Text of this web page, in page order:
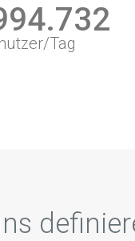
Tag